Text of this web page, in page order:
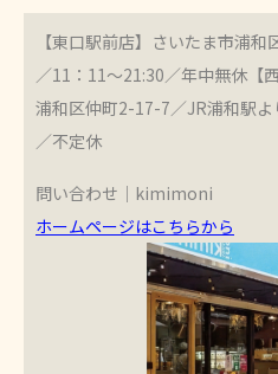
【東口駅前店】さいたま市浦
／11：11～21:30／年中無休【
浦和区仲町2-17-7／JR浦和駅
／不定休
問い合わせ｜kimimoni
ホームページはこちらから